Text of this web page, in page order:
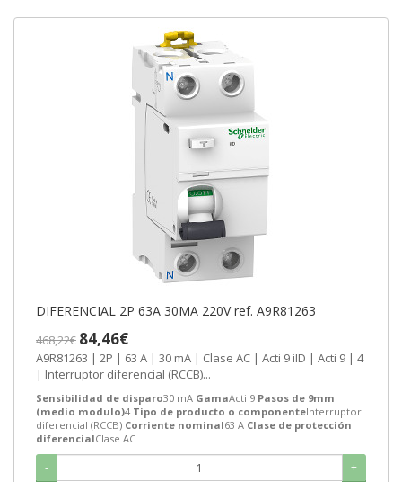
DIFERENCIAL 2P 63A 30MA 220V ref. A9R81263
468,22€ 84,46€
A9R81263 | 2P | 63 A | 30 mA | Clase AC | Acti 9 iID | Acti 9 | 4
| Interruptor diferencial (RCCB)...
Sensibilidad de disparo30 mA GamaActi 9 Pasos de 9mm
(medio modulo)4 Tipo de producto o componenteInterruptor
diferencial (RCCB) Corriente nominal63 A Clase de protección
diferencialClase AC
- +